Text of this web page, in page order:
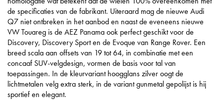
de specificaties van de fabrikant. Uiteraard mag de nieuwe Audi
Q7 niet ontbreken in het aanbod en naast de eveneens nieuwe
VW Touareg is de AEZ Panama ook perfect geschikt voor de
Discovery, Discovery Sport en de Evoque van Range Rover. Een
breed scala aan offsets van 19 tot 64, in combinatie met een
concaaf SUV-velgdesign, vormen de basis voor tal van
toepassingen. In de kleurvariant hoogglans zilver oogt de
lichtmetalen velg extra sterk, in de variant gunmetal gepolijst is hij
sportief en elegant.